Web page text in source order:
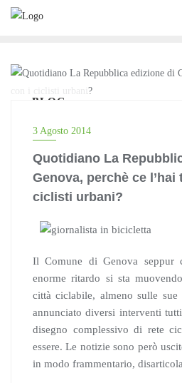
Skip
BLOG
3 Agosto 2014
Quotidiano La
Genova, perchè ce l’hai
ciclisti urbani?
Il Comune di Genova seppur
enorme ritardo si sta
città ciclabile, almeno sulle
annunciato diversi interventi
disegno complessivo di rete
essere. Le notizie sono però
in modo frammentario,